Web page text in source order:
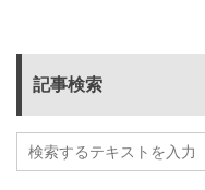
記事検索